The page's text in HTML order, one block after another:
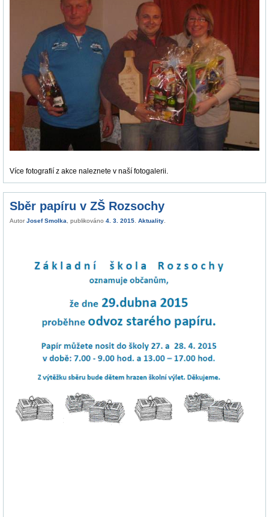
Více fotografií z akce naleznete v naší fotogalerii.
Sběr papíru v ZŠ Rozsochy
Autor Josef Smolka, publikováno 4. 3. 2015. Aktuality.